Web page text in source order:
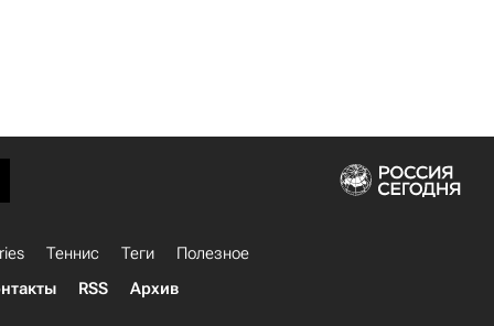
Теннис Теги
Полезное
RSS Архив